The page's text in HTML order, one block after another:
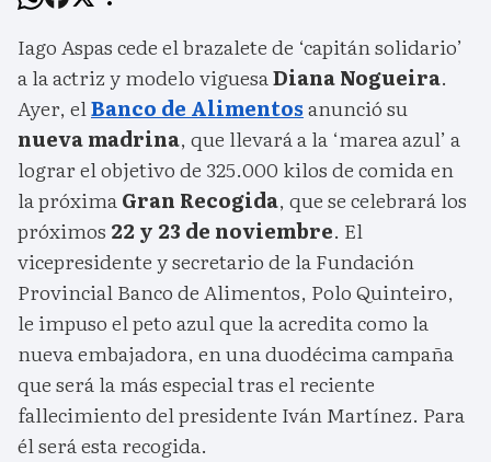
Iago Aspas cede el brazalete de ‘capitán solidario’
a la actriz y modelo viguesaDiana Nogueira.
Ayer, elBanco de Alimentosanunció su
nueva madrina, que llevará a la ‘marea azul’ a
lograr el objetivo de 325.000 kilos de comida en
la próximaGran Recogida, que se celebrará los
próximos 22 y 23 de noviembre. El
vicepresidente y secretario de la Fundación
Provincial Banco de Alimentos, Polo Quinteiro,
le impuso el peto azul que la acredita como la
nueva embajadora, en una duodécima campaña
que será la más especial tras el reciente
fallecimiento del presidente Iván Martínez. Para
él será esta recogida.